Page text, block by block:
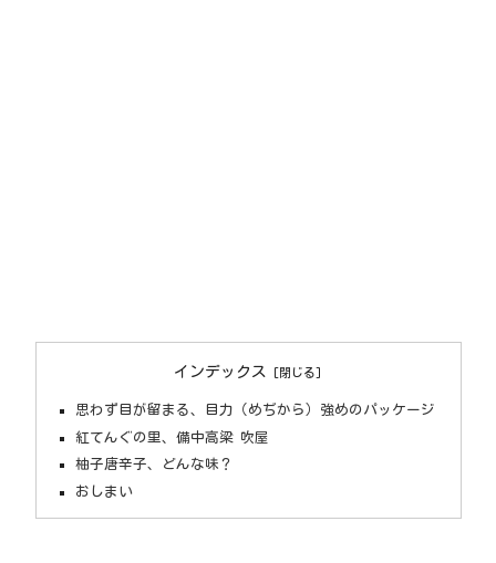
インデックス
思わず目が留まる、目力（めぢから）強めのパッケージ
紅てんぐの里、備中高梁 吹屋
柚子唐辛子、どんな味？
おしまい